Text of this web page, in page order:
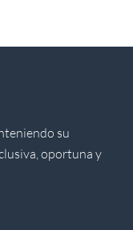
su
oportuna y